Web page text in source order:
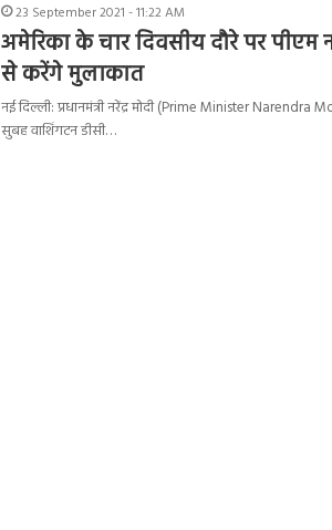
23 September 2021 - 11:22 AM
अमेरिका के चार दिवसीय दौरे पर पीएम
से करेंगे मुलाकात
नई दिल्ली: प्रधानमंत्री नरेंद्र मोदी (Prime Minister Narendra
सुबह वाशिंगटन डीसी…